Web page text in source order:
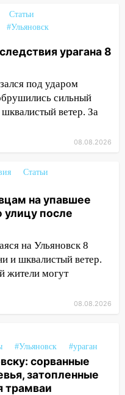
ломать город:
рухнул
обманули
ульяновцам на
улицу
рассказали,
мощного
крушить
на дом на
крышу с
бить по
трамвай
Статьи
#Ульяновск
урагана 8
под ударом
сильный
ветер. За
08.08.2026
Статьи
на упавшее
улицу после
на Ульяновск 8
и шквалистый ветер.
жители могут
08.08.2026
#Ульяновск #ураган
сорванные
затопленные
трамваи